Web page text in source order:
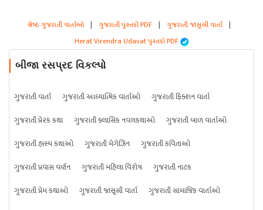
શ્રેષ્ઠ ગુજરાતી વાર્તાઓ | ગુજરાતી પુસ્તકો PDF | ગુજરાતી જાસૂસી વાર્તા |
Herat Virendra Udavat પુસ્તકો PDF
બીજા રસપ્રદ વિકલ્પો
ગુજરાતી વાર્તા ગુજરાતી આધ્યાત્મિક વાર્તાઓ
ગુજરાતી ફિક્શન વાર્તા
ગુજરાતી પ્રેરક કથા
ગુજરાતી ક્લાસિક નવલકથાઓ
ગુજરાતી બાળ વાર્તાઓ
ગુજરાતી હાસ્ય કથાઓ
ગુજરાતી મેગેઝિન
ગુજરાતી કવિતાઓ
ગુજરાતી પ્રવાસ વર્ણન
ગુજરાતી મહિલા વિશેષ
ગુજરાતી નાટક
ગુજરાતી પ્રેમ કથાઓ
ગુજરાતી જાસૂસી વાર્તા
ગુજરાતી સામાજિક વાર્તાઓ